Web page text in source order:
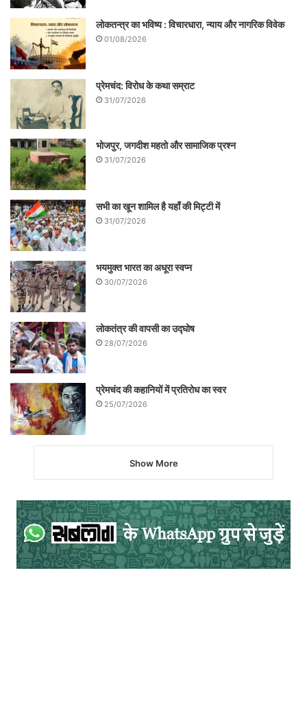
लोकतन्त्र का भविष्य : विचारधारा, न्याय और नागरिक विवेक
01/08/2026
प्रेमचंद: विरोध के कथा सम्राट
31/07/2026
भोजपुर, जगदीश महतो और सामाजिक प्रश्न
31/07/2026
सभी का खून शामिल है यहाँ की मिट्टी में
31/07/2026
भयमुक्त भारत का अधूरा स्वप्न
30/07/2026
लोकतंत्र की वापसी का उद्घोष
28/07/2026
प्रेमचंद की कहानियों में प्रतिरोध का स्वर
25/07/2026
Show More